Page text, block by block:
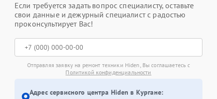
Если требуется задать вопрос специалисту, оставьте
свои данные и дежурный специалист с радостью
проконсультирует Вас!
Отправляя заявку на ремонт техники Hiden, Вы соглашаетесь с
Политикой конфиденциальности
Адрес сервисного центра Hiden в Кургане: